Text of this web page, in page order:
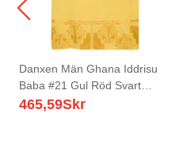
Danxen Män Ghana Iddrisu
Baba #21 Gul Röd Svart
Bortatröja Matchtröjor 26-28
465,59Skr